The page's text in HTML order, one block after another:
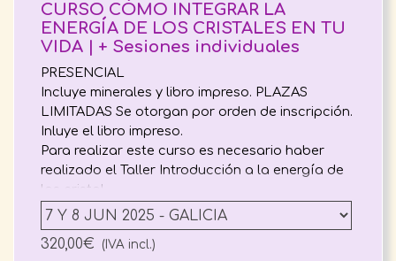
CURSO CÓMO INTEGRAR LA
ENERGÍA DE LOS CRISTALES EN TU
VIDA | + Sesiones individuales
PRESENCIAL
Incluye minerales y libro impreso. PLAZAS
LIMITADAS Se otorgan por orden de inscripción.
Inluye el libro impreso.
Para realizar este curso es necesario haber
realizado el Taller Introducción a la energía de
los cristal.
320,00€ (IVA incl.)